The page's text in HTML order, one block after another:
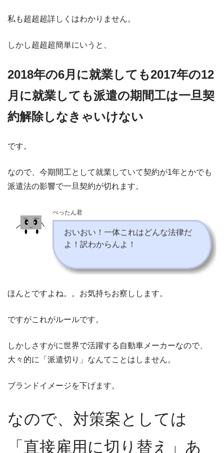
私も超超超詳しくはわかりません。
しかし超超超簡単にいうと、
2018年の6月に就業しても2017年の12
月に就業しても派遣の期間工は一旦契
約解除しなきゃいけない
です。
なので、今期間工として就業していて契約が1年とかでも
派遣法の影響で一旦契約が切れます。
ぺったん君
おいおい！一体これはどんな法律だ
よ！訳わからんよ！
ほんとですよね。。お気持ちお察しします。
ですがこれがルールです。
しかしさすがに世界で活躍する自動車メーカーなので、
大々的に「派遣切り」なんてことはしません。
ブランドイメージを下げます。
なので、対策案としては
「直接雇用に切り替え」あ